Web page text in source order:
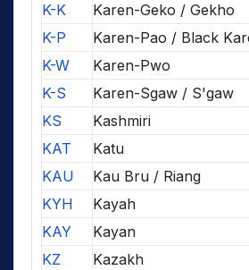
K-K
Karen-Geko / Gekho
K-P
Karen-Pao / Black
K-W
Karen-Pwo
K-S
Karen-Sgaw / S'gaw
KS
Kashmiri
KAT
Katu
KAU
Kau Bru / Riang
KYH
Kayah
KAY
Kayan
KZ
Kazakh